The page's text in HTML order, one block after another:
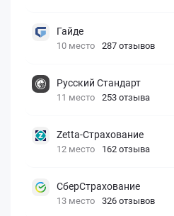
Гайде
10 место 287 отзывов
Русский Стандарт
11 место 253 отзыва
Zetta-Страхование
12 место 162 отзыва
СберСтрахование
13 место 326 отзывов